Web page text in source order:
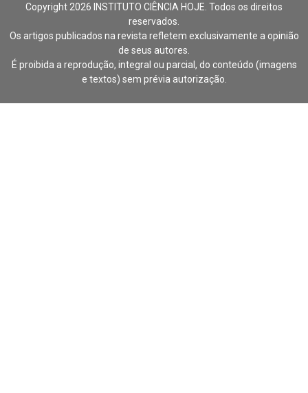
Copyright 2026 INSTITUTO CIÊNCIA HOJE. Todos os direitos
reservados.
Os artigos publicados na revista refletem exclusivamente a opinião
de seus autores.
É proibida a reprodução, integral ou parcial, do conteúdo (imagens
e textos) sem prévia autorização.